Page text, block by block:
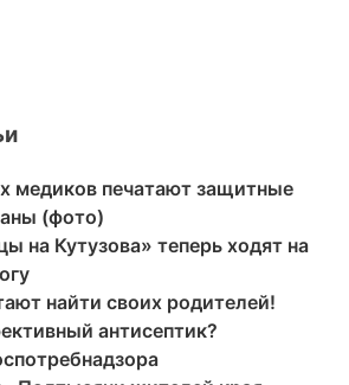
медиков печатают защитные
(фото)
на Кутузова» теперь ходят на
найти своих родителей!
антисептик?